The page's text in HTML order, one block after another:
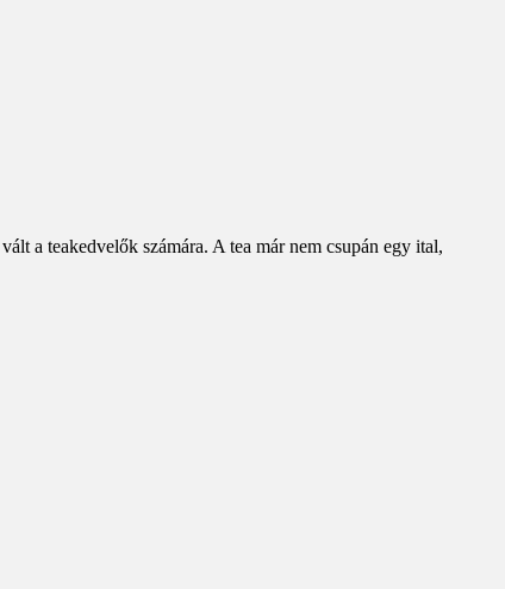
a teakedvelők számára. A tea már nem csupán egy ital,